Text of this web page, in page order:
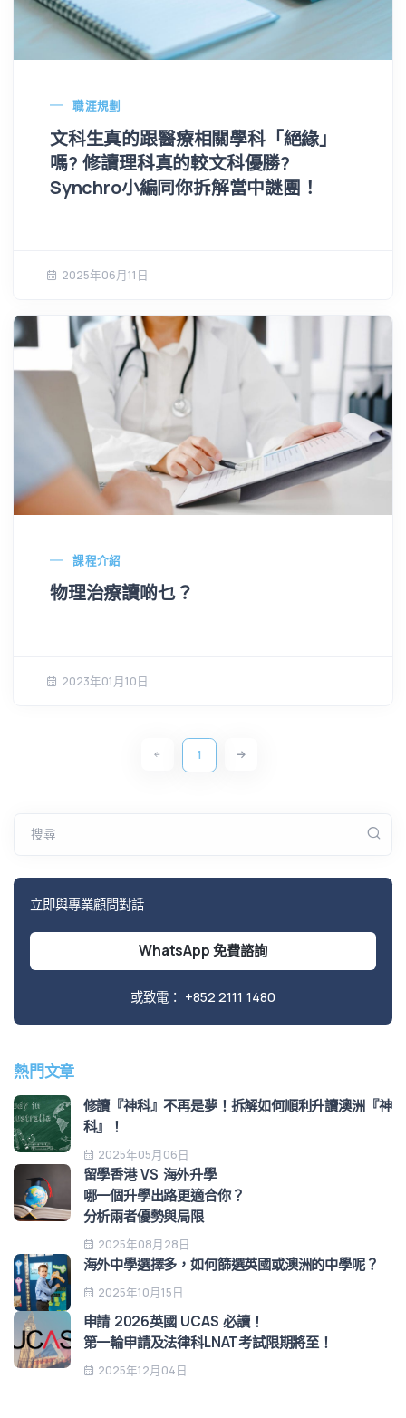
職涯規劃
文科生真的跟醫療相關學科「絕緣」
嗎? 修讀理科真的較文科優勝?
Synchro小編同你拆解當中謎團！
2025年06月11日
課程介紹
物理治療讀啲乜？
2023年01月10日
1
搜尋
立即與專業顧問對話
WhatsApp 免費諮詢
或致電： +852 2111 1480
熱門文章
修讀『神科』不再是夢！拆解如何順利升讀澳洲『神
科』！
2025年05月06日
留學香港 VS 海外升學
哪一個升學出路更適合你？
分析兩者優勢與局限
2025年08月28日
海外中學選擇多，如何篩選英國或澳洲的中學呢？
2025年10月15日
申請 2026英國 UCAS 必讀！
第一輪申請及法律科LNAT考試限期將至！
2025年12月04日